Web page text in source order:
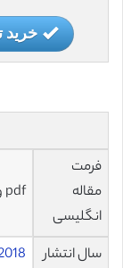
خرید
فرمت
مقاله
انگلیسی
pdf و ورد تایپ شده با قابلیت ویرایش
سال انتشار